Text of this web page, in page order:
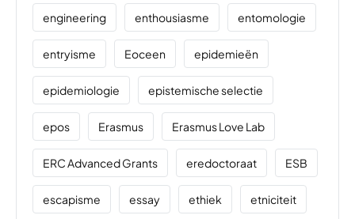
engineering enthousiasme entomologie
entryisme Eoceen epidemieën
epidemiologie epistemische selectie
epos Erasmus Erasmus Love Lab
ERC Advanced Grants eredoctoraat ESB
escapisme essay ethiek etniciteit